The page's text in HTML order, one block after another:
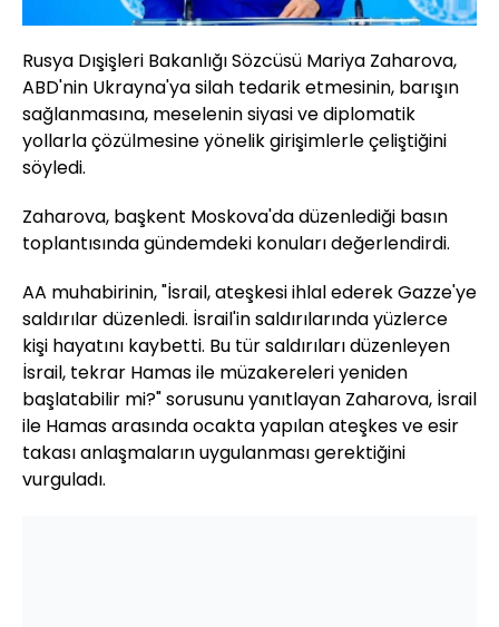
Rusya Dışişleri Bakanlığı Sözcüsü Mariya Zaharova,
ABD'nin Ukrayna'ya silah tedarik etmesinin, barışın
sağlanmasına, meselenin siyasi ve diplomatik
yollarla çözülmesine yönelik girişimlerle çeliştiğini
söyledi.
Zaharova, başkent Moskova'da düzenlediği basın
toplantısında gündemdeki konuları değerlendirdi.
AA muhabirinin, "İsrail, ateşkesi ihlal ederek Gazze'ye
saldırılar düzenledi. İsrail'in saldırılarında yüzlerce
kişi hayatını kaybetti. Bu tür saldırıları düzenleyen
İsrail, tekrar Hamas ile müzakereleri yeniden
başlatabilir mi?" sorusunu yanıtlayan Zaharova, İsrail
ile Hamas arasında ocakta yapılan ateşkes ve esir
takası anlaşmaların uygulanması gerektiğini
vurguladı.